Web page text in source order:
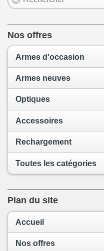
Nos offres
Armes d'occasion
Armes neuves
Optiques
Accessoires
Rechargement
Toutes les catégories
Plan du site
Accueil
Nos offres